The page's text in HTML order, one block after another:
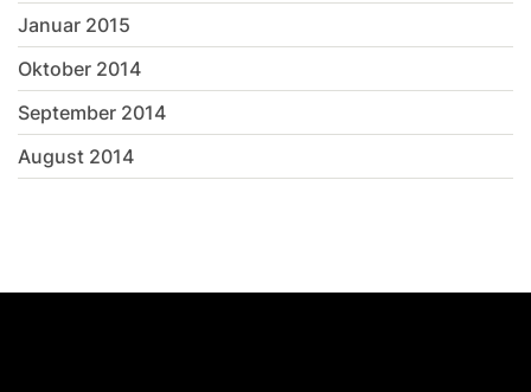
Januar 2015
Oktober 2014
September 2014
August 2014